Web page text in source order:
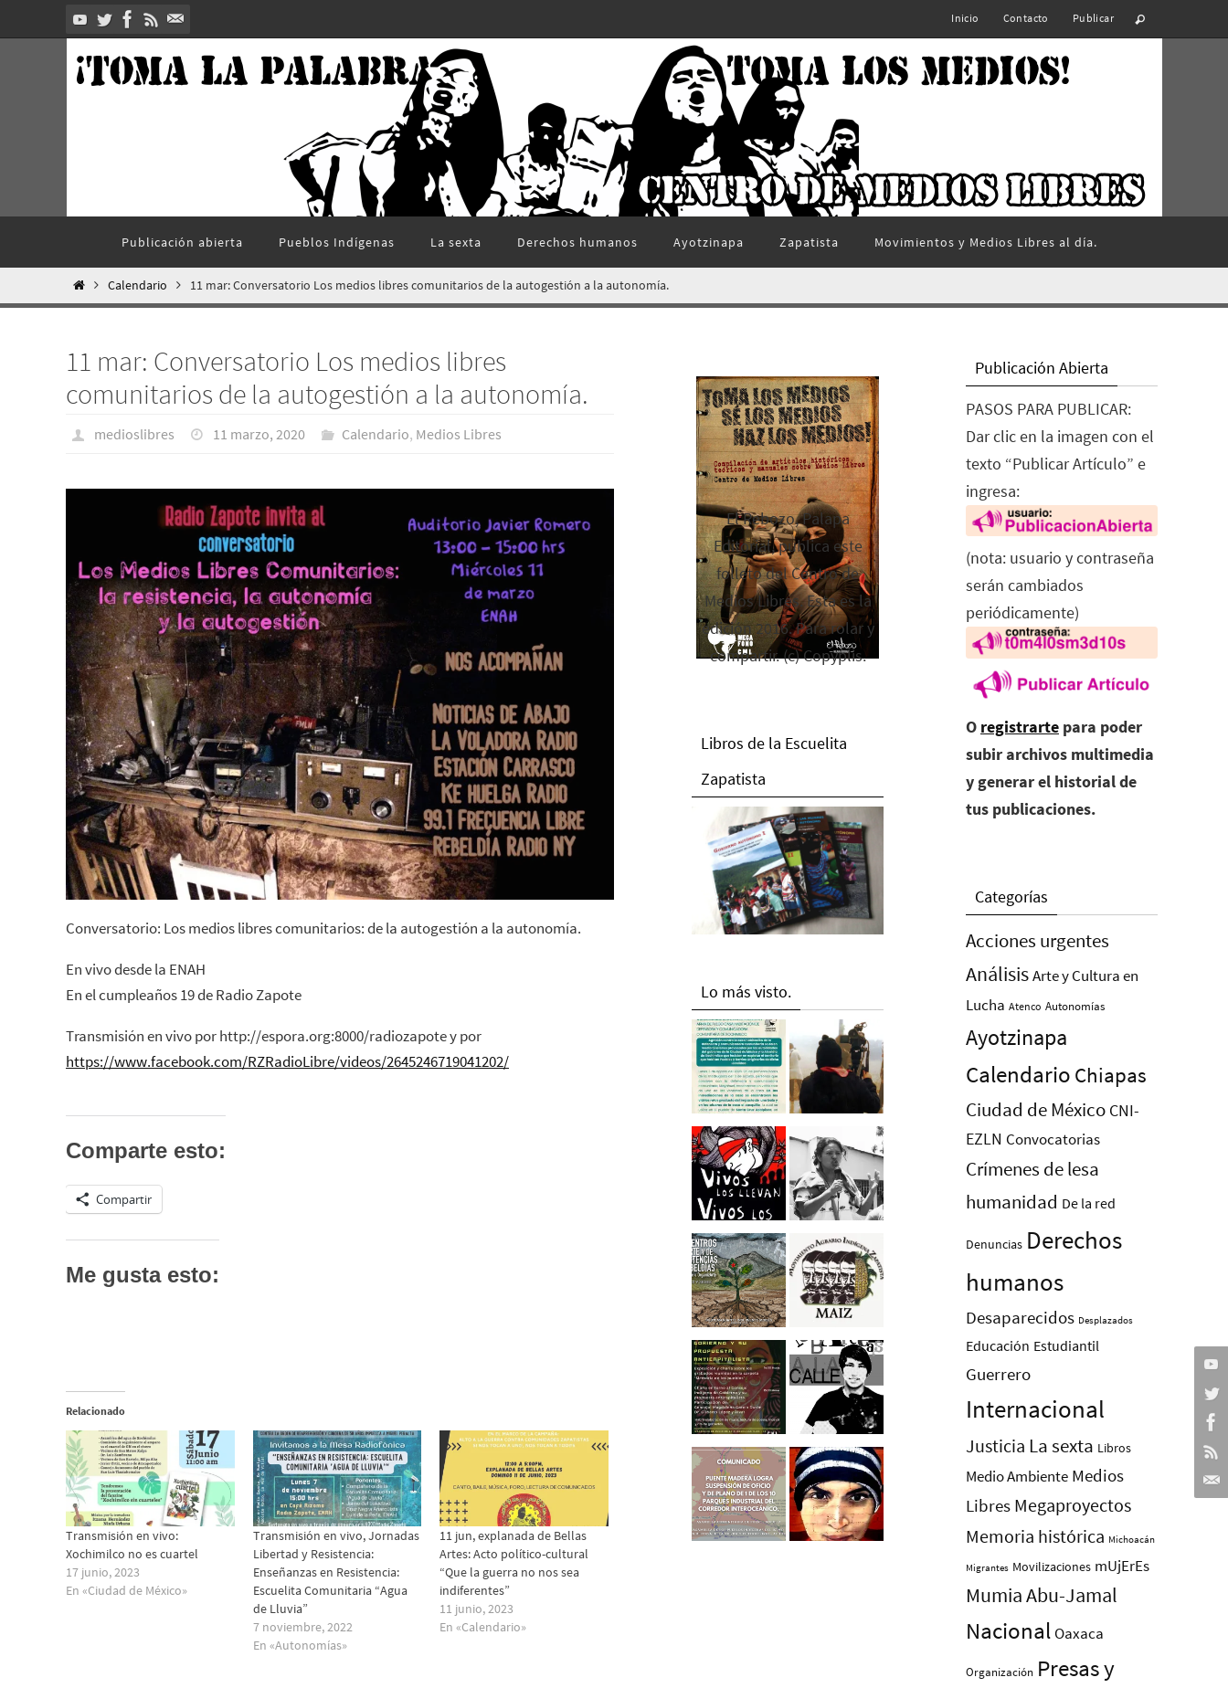
al
Inicio Contacto Publicar
contenido
Publicación abierta Pueblos Indí­genas La sexta Derechos humanos Ayotzinapa Zapatista Movimientos y Medios Libres al día.
InicioCalendario 11 mar: Conversatorio Los medios libres comunitarios de la autogestión a la autonomía.
11 mar: Conversatorio Los medios libres
comunitarios de la autogestión a la autonomía.
medioslibres 11 marzo, 2020 Calendario, Medios Libres
Conversatorio: Los medios libres comunitarios: de la autogestión a la autonomía.
En vivo desde la ENAH
En el cumpleaños 19 de Radio Zapote
Transmisión en vivo por http://espora.org:8000/radiozapote y por
https://www.facebook.com/RZRadioLibre/videos/2645246719041202/
Comparte esto:
Compartir
Me gusta esto:
Relacionado
Transmisión en vivo:
Xochimilco no es cuartel
17 junio, 2023
En «Ciudad de México»
Transmisión en vivo, Jornadas
Libertad y Resistencia:
Enseñanzas en Resistencia:
Escuelita Comunitaria “Agua
de Lluvia”
7 noviembre, 2022
En «Autonomías»
11 jun, explanada de Bellas
Artes: Acto político-cultural
“Que la guerra no nos sea
indiferentes”
11 junio, 2023
En «Calendario»
El Rebozo, Palapa
Editorial, publica este
folleto del Centro de
Medios Libres. Esta es la
edición 2016. Para rolar y
compartir. (c) Copyplis.
Libros de la Escuelita
Zapatista
Lo más visto.
Publicación Abierta
PASOS PARA PUBLICAR:
Dar clic en la imagen con el
texto “Publicar Artículo” e
ingresa:
(nota: usuario y contraseña
serán cambiados
periódicamente)
O registrarte para poder
subir archivos multimedia
y generar el historial de
tus publicaciones.
Categorías
Acciones urgentes
AnálisisArte y Cultura en
Lucha Atenco Autonomías
Ayotzinapa
Calendario Chiapas
Ciudad de México CNI-
EZLN Convocatorias
Crímenes de lesa
humanidad De la red
Denuncias Derechos
humanos
Desaparecidos Desplazados
Educación Estudiantil
Guerrero
Internacional
Justicia La sexta Libros
Medio Ambiente Medios
Libres Megaproyectos
Memoria histórica Michoacán
Migrantes Movilizaciones mUjErEs
Mumia Abu-Jamal
Nacional Oaxaca
Organización Presas y